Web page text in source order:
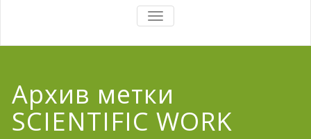
TOGGLE
NAVIGATION
Архив метки
SCIENTIFIC WORK